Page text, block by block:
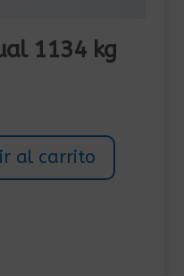
1134 kg
al carrito